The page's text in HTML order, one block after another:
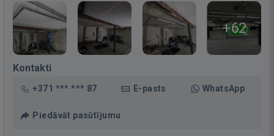
+62
Kontakti
+371 *** *** 87 E-pasts WhatsApp
Piedāvāt pasūtījumu